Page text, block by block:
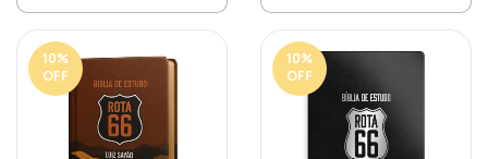
10%
OFF
10%
OFF